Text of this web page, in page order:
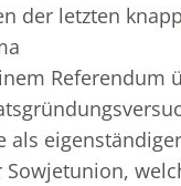
der letzten
Referendum